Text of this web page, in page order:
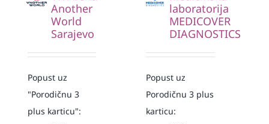
Another
World
Sarajevo
Popust uz
"Porodičnu 3
plus karticu":
laboratorija
MEDICOVER
DIAGNOSTICS
Popust uz
Porodičnu 3 plus
karticu: